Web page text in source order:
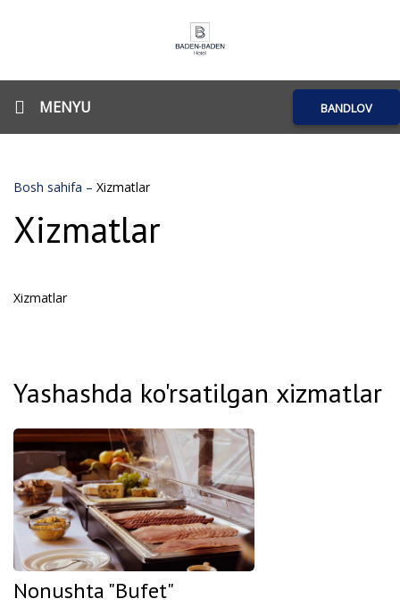
MENYU BANDLOV
Bosh sahifa – Xizmatlar
Xizmatlar
Xizmatlar
Yashashda ko'rsatilgan xizmatlar
Nonushta "Bufet"